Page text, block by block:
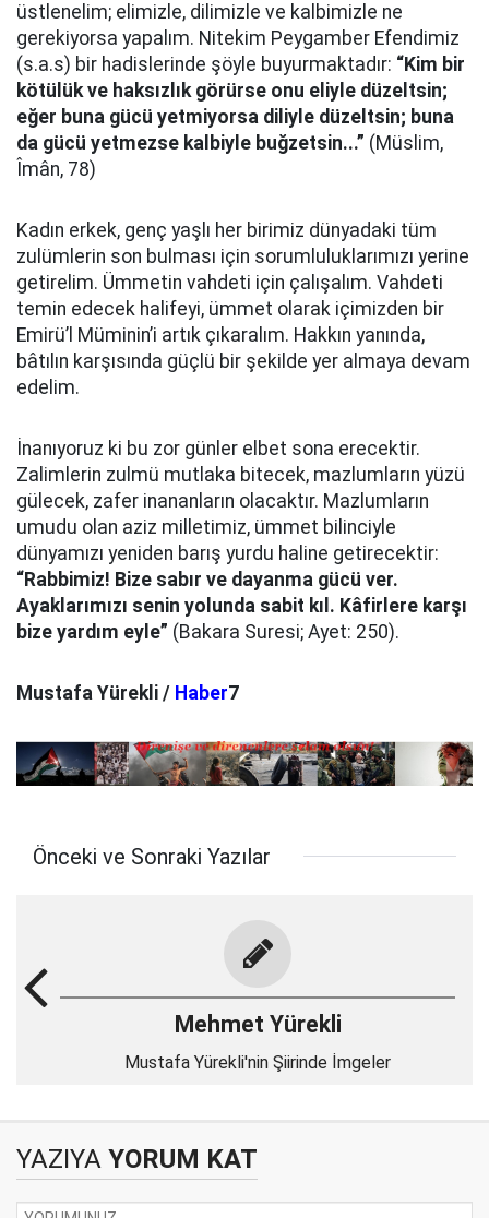
üstlenelim; elimizle, dilimizle ve kalbimizle ne
gerekiyorsa yapalım. Nitekim Peygamber Efendimiz
(s.a.s) bir hadislerinde şöyle buyurmaktadır: “Kim bir
kötülük ve haksızlık görürse onu eliyle düzeltsin;
eğer buna gücü yetmiyorsa diliyle düzeltsin; buna
da gücü yetmezse kalbiyle buğzetsin...” (Müslim,
Îmân, 78)
Kadın erkek, genç yaşlı her birimiz dünyadaki tüm
zulümlerin son bulması için sorumluluklarımızı yerine
getirelim. Ümmetin vahdeti için çalışalım. Vahdeti
temin edecek halifeyi, ümmet olarak içimizden bir
Emirü’l Müminin’i artık çıkaralım. Hakkın yanında,
bâtılın karşısında güçlü bir şekilde yer almaya devam
edelim.
İnanıyoruz ki bu zor günler elbet sona erecektir.
Zalimlerin zulmü mutlaka bitecek, mazlumların yüzü
gülecek, zafer inananların olacaktır. Mazlumların
umudu olan aziz milletimiz, ümmet bilinciyle
dünyamızı yeniden barış yurdu haline getirecektir:
“Rabbimiz! Bize sabır ve dayanma gücü ver.
Ayaklarımızı senin yolunda sabit kıl. Kâfirlere karşı
bize yardım eyle” (Bakara Suresi; Ayet: 250).
Mustafa Yürekli / Haber7
Önceki ve Sonraki Yazılar
Mehmet Yürekli
Mustafa Yürekli'nin Şiirinde İmgeler
YAZIYA YORUM KAT